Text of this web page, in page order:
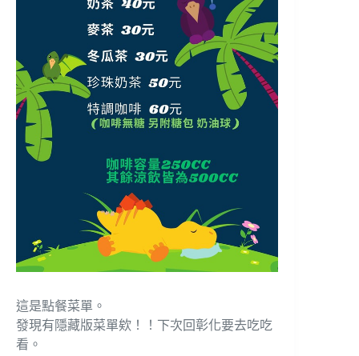
這是點餐菜單。
發現有隱藏版菜單欸！！下次回彰化要去吃吃
看。